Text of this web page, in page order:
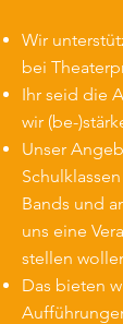
Wir
bei
Ihr seid die
wir (be-
Unser
Bands und
uns eine
stellen
Das bieten